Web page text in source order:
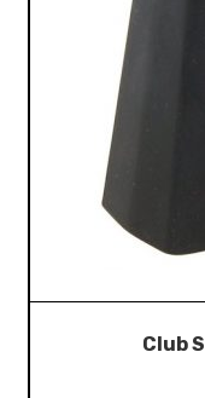
Club